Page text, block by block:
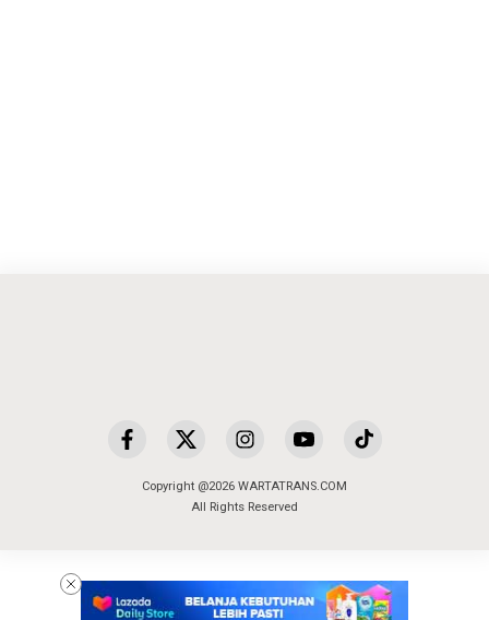
Copyright @2026 WARTATRANS.COM
All Rights Reserved